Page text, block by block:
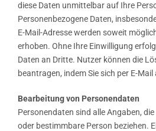
diese Daten unmittelbar auf Ihre
Personenbezogene Daten,
E-Mail-Adresse werden soweit
erhoben. Ohne Ihre Einwilligung
Daten an Dritte. Nutzer können die
beantragen, indem Sie sich per E-
Bearbeitung von Personendaten
Personendaten sind alle Angaben,
oder bestimmbare Person beziehen.